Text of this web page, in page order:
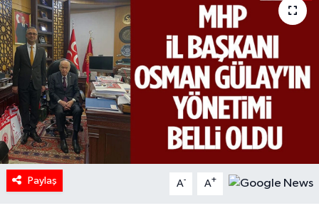
Paylaş A- A+
HABERDE İNSAN
İlginç
KÜLTÜR SANAT
MAGAZİN
Oyun